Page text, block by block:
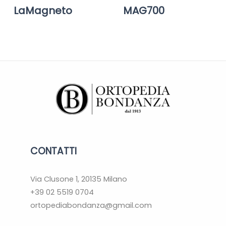
LaMagneto MAG700
CONTATTI
Via Clusone 1, 20135 Milano
+39 02 5519 0704
ortopediabondanza@gmail.com